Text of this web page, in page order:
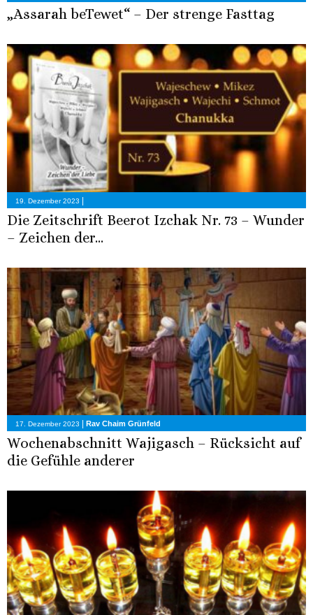
„Assarah beTewet“ – Der strenge Fasttag
19. Dezember 2023 |
Die Zeitschrift Beerot Izchak Nr. 73 – Wunder
– Zeichen der...
17. Dezember 2023 Rav Chaim Grünfeld
Wochenabschnitt Wajigasch – Rücksicht auf
die Gefühle anderer